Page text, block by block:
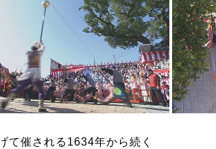
て催される1634年から続く